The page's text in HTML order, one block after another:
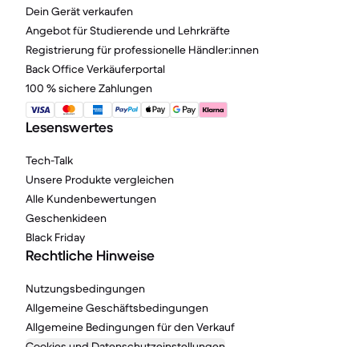
Dein Gerät verkaufen
Angebot für Studierende und Lehrkräfte
Registrierung für professionelle Händler:innen
Back Office Verkäuferportal
100 % sichere Zahlungen
Lesenswertes
Tech-Talk
Unsere Produkte vergleichen
Alle Kundenbewertungen
Geschenkideen
Black Friday
Rechtliche Hinweise
Nutzungsbedingungen
Allgemeine Geschäftsbedingungen
Allgemeine Bedingungen für den Verkauf